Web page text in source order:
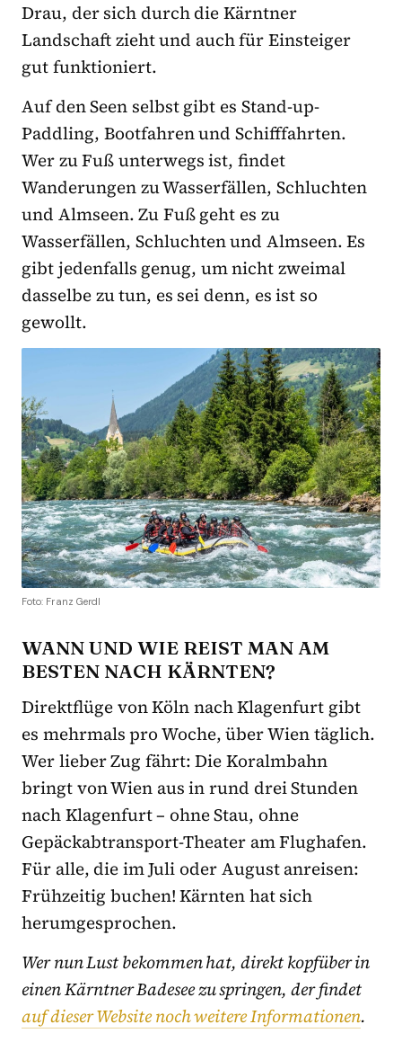
Drau, der sich durch die Kärntner
Landschaft zieht und auch für Einsteiger
gut funktioniert.
Auf den Seen selbst gibt es Stand-up-
Paddling, Bootfahren und Schifffahrten.
Wer zu Fuß unterwegs ist, findet
Wanderungen zu Wasserfällen, Schluchten
und Almseen. Zu Fuß geht es zu
Wasserfällen, Schluchten und Almseen. Es
gibt jedenfalls genug, um nicht zweimal
dasselbe zu tun, es sei denn, es ist so
gewollt.
Foto: Franz Gerdl
WANN UND WIE REIST MAN AM
BESTEN NACH KÄRNTEN?
Direktflüge von Köln nach Klagenfurt gibt
es mehrmals pro Woche, über Wien täglich.
Wer lieber Zug fährt: Die Koralmbahn
bringt von Wien aus in rund drei Stunden
nach Klagenfurt – ohne Stau, ohne
Gepäckabtransport-Theater am Flughafen.
Für alle, die im Juli oder August anreisen:
Frühzeitig buchen! Kärnten hat sich
herumgesprochen.
Wer nun Lust bekommen hat, direkt kopfüber in
einen Kärntner Badesee zu springen, der findet
auf dieser Website noch weitere Informationen.